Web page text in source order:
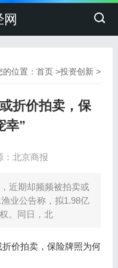
的位置：首页 >投资创新 >
折价拍卖，保
幸”
：北京商报
近期却频频被拍卖或
业公告称，拟1.98亿
。同日，北
价拍卖，保险牌照为何